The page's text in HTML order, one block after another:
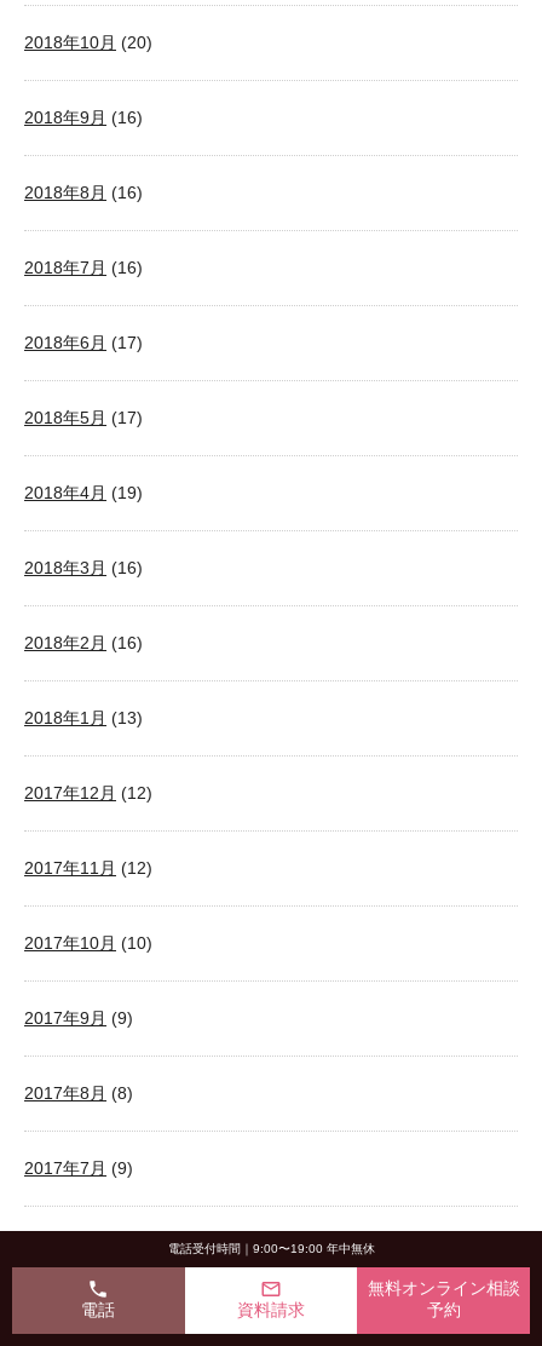
2018年10月 (20)
2018年9月 (16)
2018年8月 (16)
2018年7月 (16)
2018年6月 (17)
2018年5月 (17)
2018年4月 (19)
2018年3月 (16)
2018年2月 (16)
2018年1月 (13)
2017年12月 (12)
2017年11月 (12)
2017年10月 (10)
2017年9月 (9)
2017年8月 (8)
2017年7月 (9)
2017年5月(8)
電話受付時間｜9:00〜19:00 年中無休
phone
電話
mail_outline
資料請求
無料オンライン相談
予約